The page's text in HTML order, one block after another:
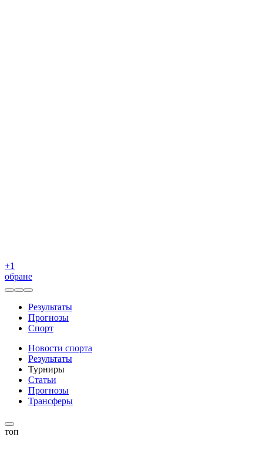
+1
обране
Результаты
Прогнозы
Спорт
Новости спорта
Результаты
Турниры
Статьи
Прогнозы
Трансферы
топ